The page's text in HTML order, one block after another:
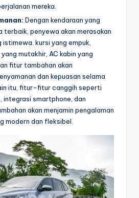
mereka.
Dengan kendaraan yang
terbaik, penyewa akan merasakan
istimewa. kursi yang empuk,
mutakhir, AC kabin yang
fitur tambahan akan
dan kepuasan selama
itu, fitur-fitur canggih seperti
integrasi smartphone, dan
akan menjamin pengalaman
modern dan fleksibel.